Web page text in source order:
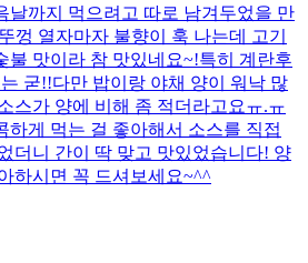
날까지 먹으려고 따로 남겨두었을 만
껑 열자마자 불향이 훅 나는데 고기
불 맛이라 참 맛있네요~!특히 계란후
굳!! ​다만 밥이랑 야채 양이 워낙 많
스가 양에 비해 좀 적더라고요ㅠ.ㅠ
하게 먹는 걸 좋아해서 소스를 직접
더니 간이 딱 맞고 맛있었습니다! 양
하시면 꼭 드셔보세요~^^